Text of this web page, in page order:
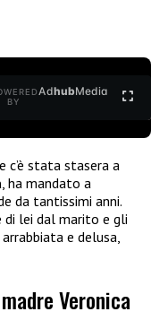
BY
AdhubMedia
stata stasera a
, ha mandato a
da tantissimi anni.
di lei dal marito e gli
e delusa,
Veronica